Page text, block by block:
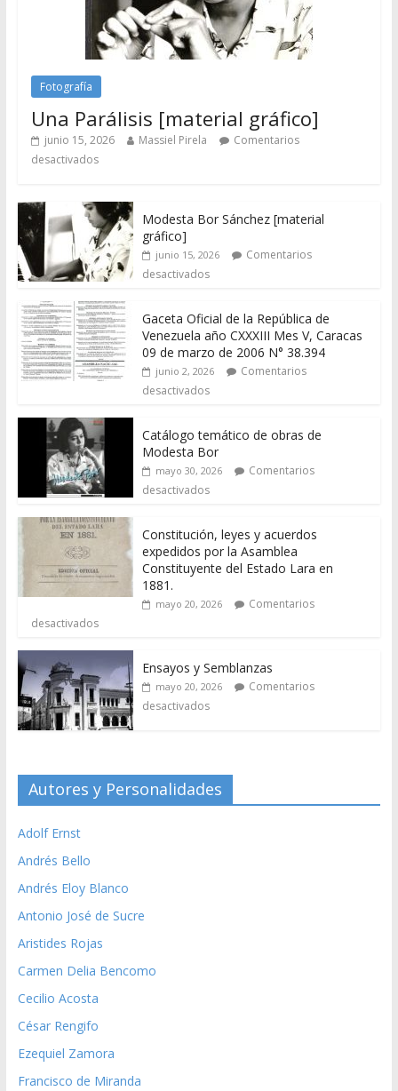
Fotografía
Una Parálisis [material gráfico]
junio 15, 2026 Massiel Pirela
Comentarios
desactivados
Modesta Bor Sánchez [material
gráfico]
junio 15, 2026
Comentarios
desactivados
Gaceta Oficial de la República de
Venezuela año CXXXIII Mes V, Caracas
09 de marzo de 2006 N° 38.394
junio 2, 2026
Comentarios
desactivados
Catálogo temático de obras de
Modesta Bor
mayo 30, 2026
Comentarios
desactivados
Constitución, leyes y acuerdos
expedidos por la Asamblea
Constituyente del Estado Lara en
1881.
mayo 20, 2026
Comentarios
desactivados
Ensayos y Semblanzas
mayo 20, 2026
Comentarios
desactivados
Autores y Personalidades
Adolf Ernst
Andrés Bello
Andrés Eloy Blanco
Antonio José de Sucre
Aristides Rojas
Carmen Delia Bencomo
Cecilio Acosta
César Rengifo
Ezequiel Zamora
Francisco de Miranda